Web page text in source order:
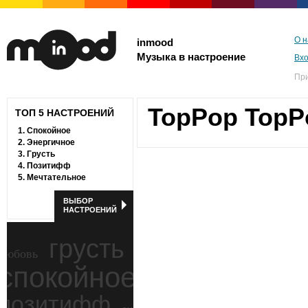
inmood
Музыка в настроение
О
ТОП 5 НАСТРОЕНИЙ
1. Спокойное
2. Энергичное
3. Грусть
4. Позитифф
5. Мечтательное
ВЫБОР
НАСТРОЕНИЙ
грусть
TopPop